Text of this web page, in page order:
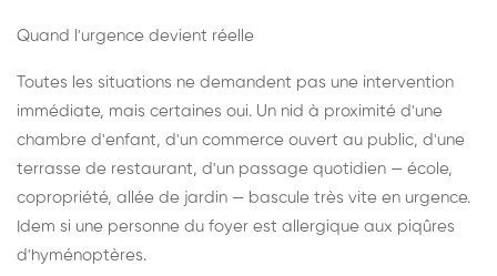
Quand l'urgence devient réelle
Toutes les situations ne demandent pas une intervention
immédiate, mais certaines oui. Un nid à proximité d'une
chambre d'enfant, d'un commerce ouvert au public, d'une
terrasse de restaurant, d'un passage quotidien — école,
copropriété, allée de jardin — bascule très vite en urgence.
Idem si une personne du foyer est allergique aux piqûres
d'hyménoptères.